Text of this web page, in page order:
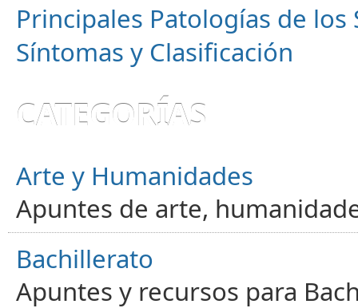
Principales Patologías de
Síntomas y Clasificación
CATEGORÍAS
Arte y Humanidades
Apuntes de arte,
Bachillerato
Apuntes y recursos para